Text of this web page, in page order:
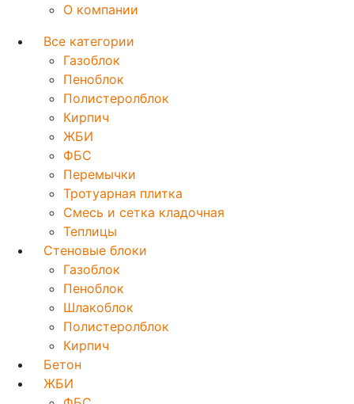
О компании
Все категории
Газоблок
Пеноблок
Полистеролблок
Кирпич
ЖБИ
ФБС
Перемычки
Тротуарная плитка
Смесь и сетка кладочная
Теплицы
Стеновые блоки
Газоблок
Пеноблок
Шлакоблок
Полистеролблок
Кирпич
Бетон
ЖБИ